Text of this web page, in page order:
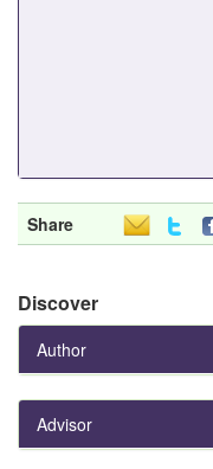
Share
Discover
Author
Advisor